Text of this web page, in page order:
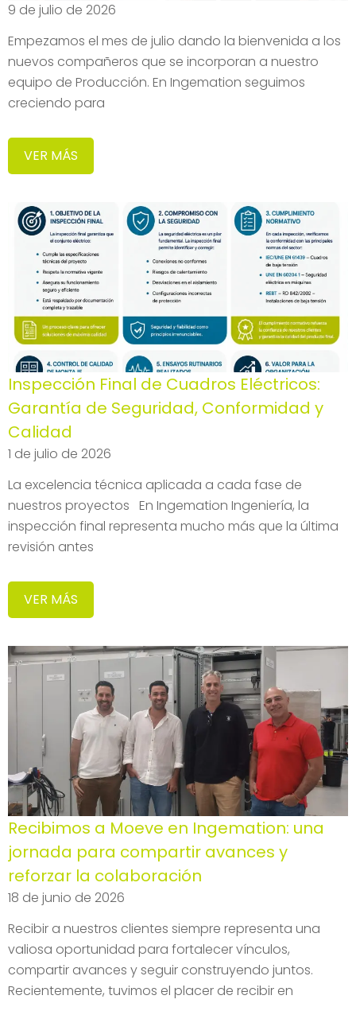
9 de julio de 2026
Empezamos el mes de julio dando la bienvenida a los
nuevos compañeros que se incorporan a nuestro
equipo de Producción. En Ingemation seguimos
creciendo para
VER MÁS
Inspección Final de Cuadros Eléctricos:
Garantía de Seguridad, Conformidad y
Calidad
1 de julio de 2026
La excelencia técnica aplicada a cada fase de
nuestros proyectos En Ingemation Ingeniería, la
inspección final representa mucho más que la última
revisión antes
VER MÁS
Recibimos a Moeve en Ingemation: una
jornada para compartir avances y
reforzar la colaboración
18 de junio de 2026
Recibir a nuestros clientes siempre representa una
valiosa oportunidad para fortalecer vínculos,
compartir avances y seguir construyendo juntos.
Recientemente, tuvimos el placer de recibir en